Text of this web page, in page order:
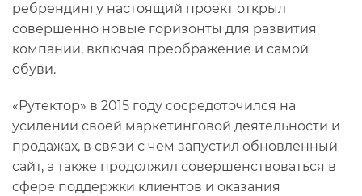
ребрендингу настоящий проект открыл
совершенно новые горизонты для развития
компании, включая преображение и самой
обуви.
«Рутектор» в 2015 году сосредоточился на
усилении своей маркетинговой деятельности и
продажах, в связи с чем запустил обновленный
сайт, а также продолжил совершенствоваться в
сфере поддержки клиентов и оказания